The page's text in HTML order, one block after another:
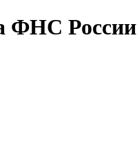
ФНС России